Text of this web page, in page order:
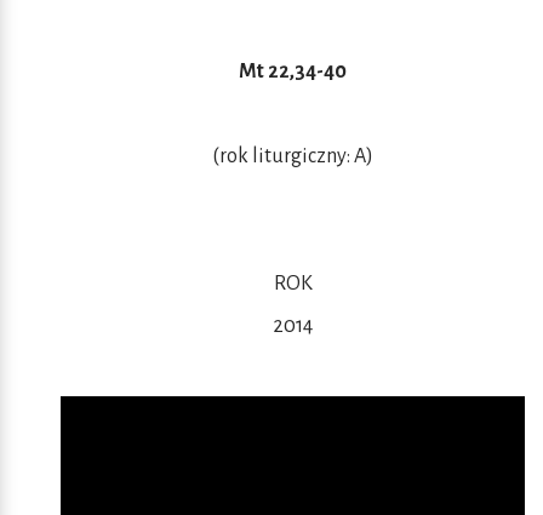
Mt 22,34-40
(rok liturgiczny: A)
ROK
2014